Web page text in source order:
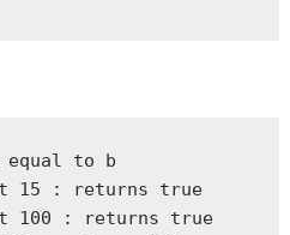
to b
15 : returns true
100 : returns true